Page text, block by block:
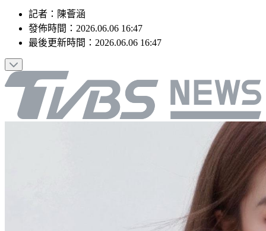
記者 ： 陳薈涵
發佈時間： 2026.06.06 16:47
最後更新時間： 2026.06.06 16:47